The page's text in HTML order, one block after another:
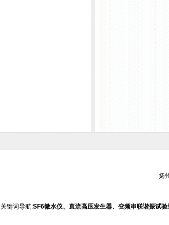
扬
关键词导航:SF6微水仪、直流高压发生器、变频串联谐振试